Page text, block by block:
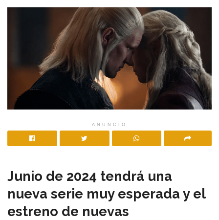
ANUNCIO
Junio de 2024 tendrá una
nueva serie muy esperada y el
estreno de nuevas